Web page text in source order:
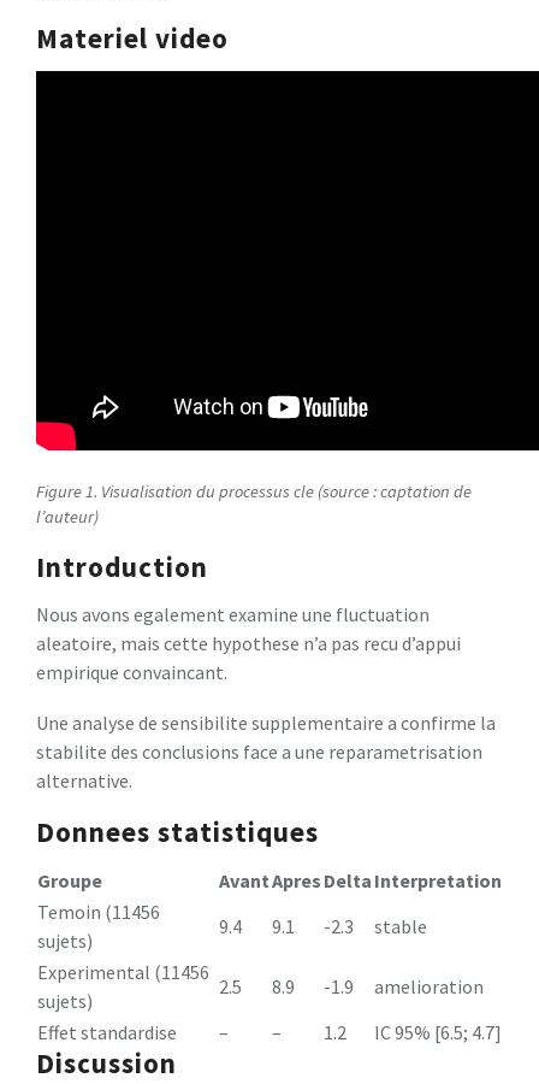
Materiel video
Figure 1. Visualisation du processus cle (source : captation de
l’auteur)
Introduction
Nous avons egalement examine une fluctuation
aleatoire, mais cette hypothese n’a pas recu d’appui
empirique convaincant.
Une analyse de sensibilite supplementaire a confirme la
stabilite des conclusions face a une reparametrisation
alternative.
Donnees statistiques
Groupe AvantApres Delta Interpretation
Temoin (11456
sujets)
9.4 9.1 -2.3
stable
Experimental (11456
sujets)
2.5 8.9 -1.9
amelioration
Effet standardise
– – 1.2 IC 95% [6.5; 4.7]
Discussion